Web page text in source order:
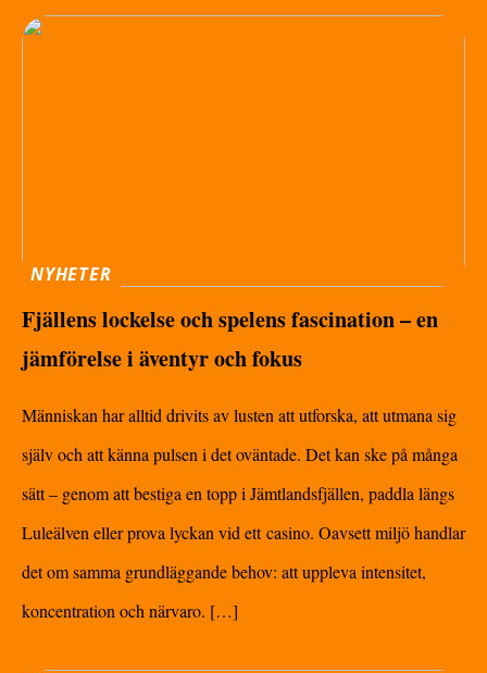
NYHETER
Fjällens lockelse och spelens fascination – en
jämförelse i äventyr och fokus
Människan har alltid drivits av lusten att utforska, att utmana sig
själv och att känna pulsen i det oväntade. Det kan ske på många
sätt – genom att bestiga en topp i Jämtlandsfjällen, paddla längs
Luleälven eller prova lyckan vid ett casino. Oavsett miljö handlar
det om samma grundläggande behov: att uppleva intensitet,
koncentration och närvaro. […]